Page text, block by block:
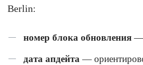
Berlin:
номер блока обновления—
дата апдейта —